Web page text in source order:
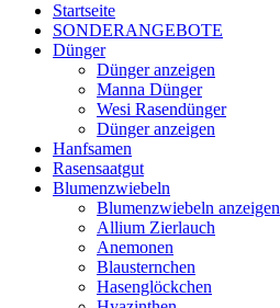
Startseite
SONDERANGEBOTE
Dünger
Dünger anzeigen
Manna Dünger
Wesi Rasendünger
Dünger anzeigen
Hanfsamen
Rasensaatgut
Blumenzwiebeln
Blumenzwiebeln anzeigen
Allium Zierlauch
Anemonen
Blausternchen
Hasenglöckchen